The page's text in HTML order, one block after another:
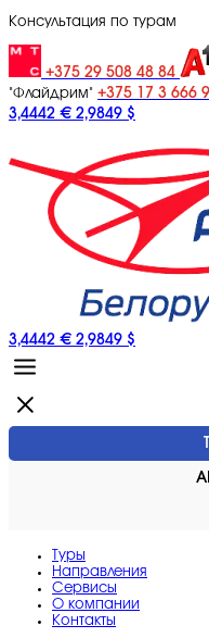
Консультация по турам
+375 29 508 48 84
"Флайдрим" +375 17 3 666
3,4442 € 2,9849 $
3,4442 € 2,9849 $
Туры
Направления
Сервисы
O компании
Контакты